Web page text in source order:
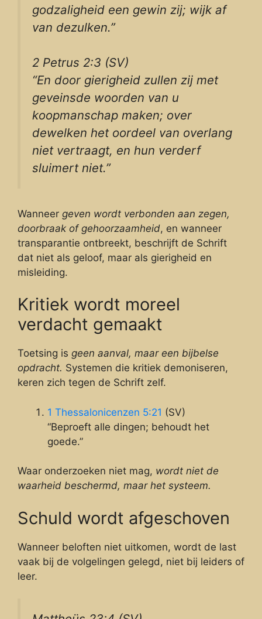
godzaligheid een gewin zij; wijk af
van dezulken.”
2 Petrus 2:3 (SV)
“En door gierigheid zullen zij met
geveinsde woorden van u
koopmanschap maken; over
dewelken het oordeel van overlang
niet vertraagt, en hun verderf
sluimert niet.”
Wanneer geven wordt verbonden aan zegen,
doorbraak of gehoorzaamheid, en wanneer
transparantie ontbreekt, beschrijft de Schrift
dat niet als geloof, maar als gierigheid en
misleiding.
Kritiek wordt moreel
verdacht gemaakt
Toetsing is geen aanval, maar een bijbelse
opdracht. Systemen die kritiek demoniseren,
keren zich tegen de Schrift zelf.
1 Thessalonicenzen 5:21 (SV)
“Beproeft alle dingen; behoudt het
goede.”
Waar onderzoeken niet mag, wordt niet de
waarheid beschermd, maar het systeem.
Schuld wordt afgeschoven
Wanneer beloften niet uitkomen, wordt de last
vaak bij de volgelingen gelegd, niet bij leiders of
leer.